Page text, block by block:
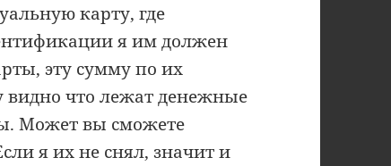
карту, где
я им должен
эту сумму по их
видно что лежат денежные
Может вы сможете
я их не снял, значит и